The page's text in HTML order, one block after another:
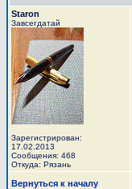
Staron
Завсегдатай
Зарегистрирован:
17.02.2013
Сообщения: 468
Откуда: Рязань
Вернуться к началу